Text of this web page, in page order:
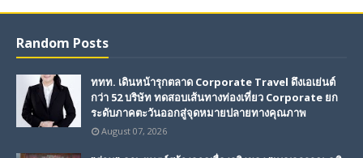
Random Posts
ททท. เดินหน้ารุกตลาด Corporate Travel ดึงเอเย่นต์
กว่า 52 บริษัท ทดสอบเส้นทางท่องเที่ยว Corporate ยก
ระดับภาคตะวันออกสู่จุดหมายปลายทางคุณภาพ
August 07, 2026